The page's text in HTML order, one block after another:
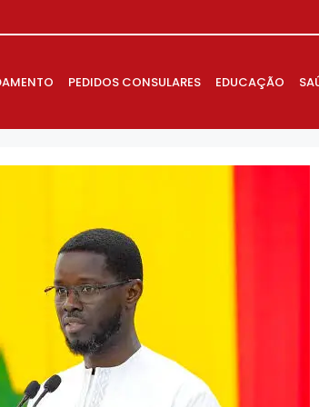
PEDIDOS CONSULARES EDUCAÇÃO